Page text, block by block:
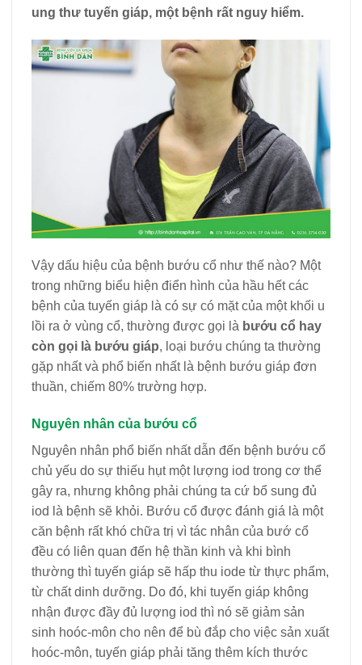
ung thư tuyến giáp, một bệnh rất nguy hiểm.
Vậy dấu hiệu của bệnh bướu cổ như thế nào? Một
trong những biểu hiện điển hình của hầu hết các
bệnh của tuyến giáp là có sự có mặt của một khối u
lồi ra ở vùng cổ, thường được gọi là bướu cổ hay
còn gọi l à bướu giáp, loại bướu chúng ta thường
gặp nhất và phổ biến nhất là bệnh bướu giáp đơn
thuần, chiếm 80% trường hợp.
Nguyên nhân của bướu cổ
Nguyên nhân phổ biến nhất dẫn đến bệnh bướu cổ
chủ yếu do sự thiếu hụt một lượng iod trong cơ thể
gây ra, nhưng không phải chúng ta cứ bổ sung đủ
iod là bệnh sẽ khỏi. Bướu cổ được đánh giá là một
căn bệnh rất khó chữa trị vì tác nhân của bướ cổ
đều có liên quan đến hệ thần kinh và khi bình
thường thì tuyến giáp sẽ hấp thu iode từ thực phẩm,
từ chất dinh dưỡng. Do đó, khi tuyến giáp không
nhận được đầy đủ lượng iod thì nó sẽ giảm sản
sinh hoóc-môn cho nên để bù đắp cho việc sản xuất
hoóc-môn, tuyến giáp phải tăng thêm kích thước